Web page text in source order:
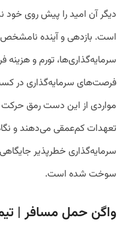
دیگر آن امید را پیش ‌روی خود
است. بازدهی و آینده نامشخص
سرمایه‌گذاری‌ها، تورم و
فرصت‌های سرمایه‌گذاری در
مواردی از این دست رمق حرکت
تعهدات کم‌عمقی می‌دهند و
سرمایه‌گذاری خطرپذیر
سوخت شده است.
واگن حمل مسافر |